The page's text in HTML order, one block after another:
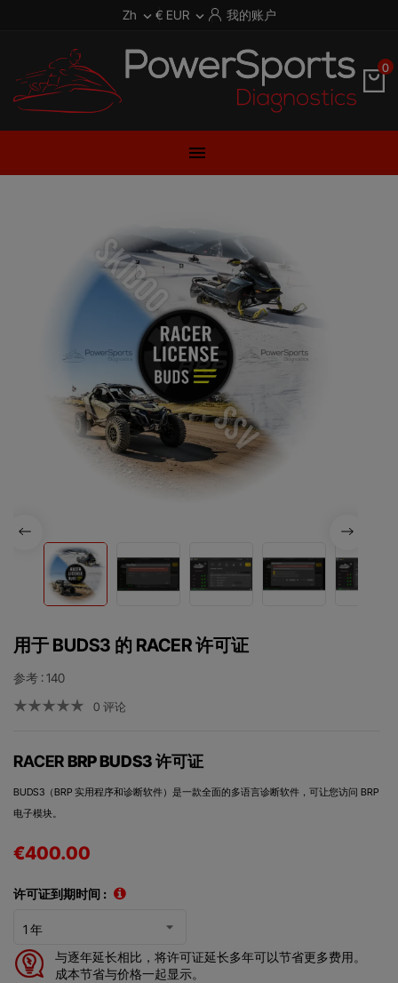
Zh  € EUR  我的账户
0

用于 BUDS3 的 RACER 许可证
参考 : 140
0 评论
RACERBRP BUDS3 许可证
BUDS3（BRP 实用程序和诊断软件）是一款全面的多语言诊断软件，可让您访问 BRP
电子模块。
€400.00
许可证到期时间 :
与逐年延长相比，将许可证延长多年可以节省更多费用。
成本节省与价格一起显示。